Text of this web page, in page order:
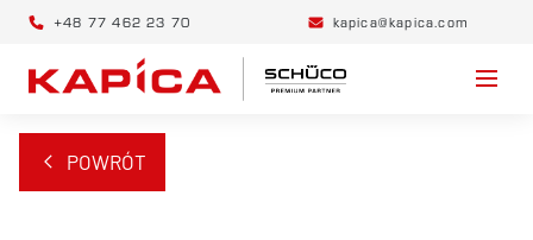
+48 77 462 23 70 kapica@kapica.com
POWRÓT